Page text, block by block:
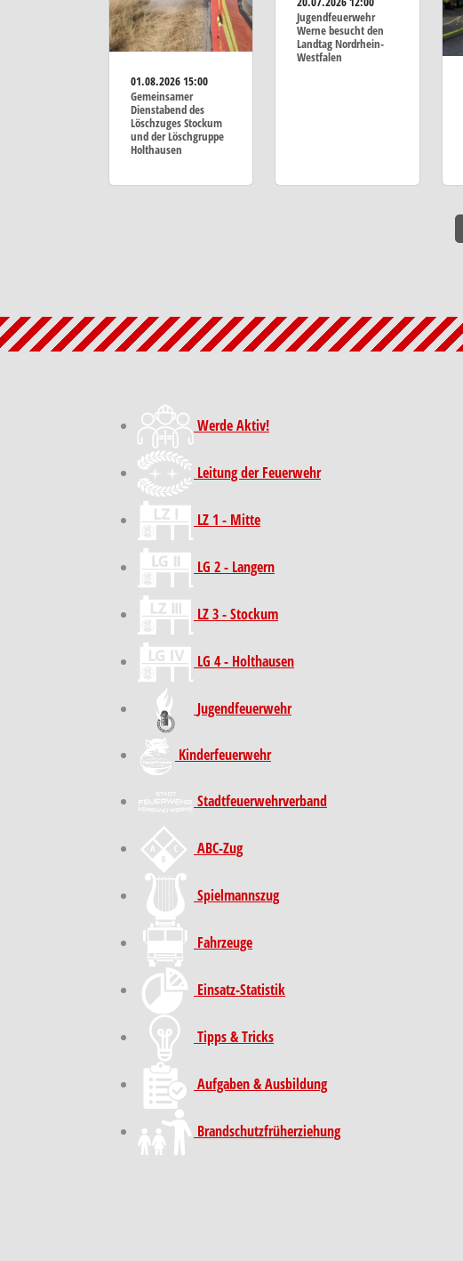
01.08.202615:00
Gemeinsamer
Dienstabend des
Löschzuges Stockum
und der Löschgruppe
Holthausen
Jugendfeuerwehr
Werne besucht den
Landtag Nordrhein-
Westfalen
Werde Aktiv!
Leitung der Feuerwehr
LZ 1 - Mitte
LG 2 - Langern
LZ 3 - Stockum
LG 4 - Holthausen
Jugendfeuerwehr
Kinder­feuer­wehr
Stadt­feuer­wehr­verband
ABC-Zug
Spielmannszug
Fahrzeuge
Einsatz-Statistik
Tipps & Tricks
Aufgaben & Ausbildung
Brand­schutz­früh­erziehung